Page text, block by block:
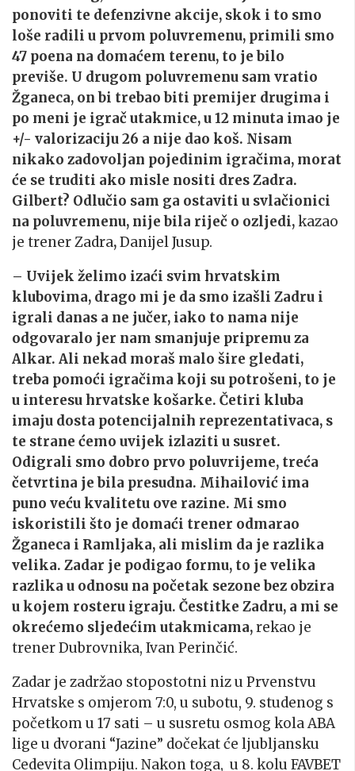
ponoviti te defenzivne akcije, skok i to smo
loše radili u prvom poluvremenu, primili smo
47 poena na domaćem terenu, to je bilo
previše. U drugom poluvremenu sam vratio
Žganeca, on bi trebao biti premijer drugima i
po meni je igrač utakmice, u 12 minuta imao je
+/- valorizaciju 26 a nije dao koš. Nisam
nikako zadovoljan pojedinim igračima, morat
će se truditi ako misle nositi dres Zadra.
Gilbert? Odlučio sam ga ostaviti u svlačionici
na poluvremenu, nije bila riječ o ozljedi,kazao
je trener Zadra,Danijel Jusup.
– Uvijek želimo izaći svim hrvatskim
klubovima, drago mi je da smo izašli Zadru i
igrali danas a ne jučer, iako to nama nije
odgovaralo jer nam smanjuje pripremu za
Alkar. Ali nekad moraš malo šire gledati,
treba pomoći igračima koji su potrošeni, to je
u interesu hrvatske košarke. Četiri kluba
imaju dosta potencijalnih reprezentativaca, s
te strane ćemo uvijek izlaziti u susret.
Odigrali smo dobro prvo poluvrijeme, treća
četvrtina je bila presudna. Mihailović ima
puno veću kvalitetu ove razine. Mi smo
iskoristili što je domaći trener odmarao
Žganeca i Ramljaka, ali mislim da je razlika
velika. Zadar je podigao formu, to je velika
razlika u odnosu na početak sezone bez obzira
u kojem rosteru igraju. Čestitke Zadru, a mi se
okrećemo sljedećim utakmicama,rekao je
trener Dubrovnika, Ivan Perinčić.
Zadar je zadržao stopostotni niz u Prvenstvu
Hrvatske s omjerom 7:0, u subotu, 9. studenog s
početkom u 17 sati – u susretu osmog kola ABA
lige u dvorani “Jazine” dočekat će ljubljansku
Cedevita Olimpiju. Nakon toga, u 8. kolu FAVBET